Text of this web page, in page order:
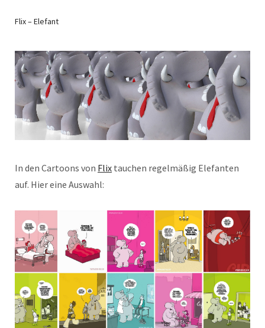
Flix – Elefant
In den Cartoons von Flix tauchen regelmäßig Elefanten
auf. Hier eine Auswahl: